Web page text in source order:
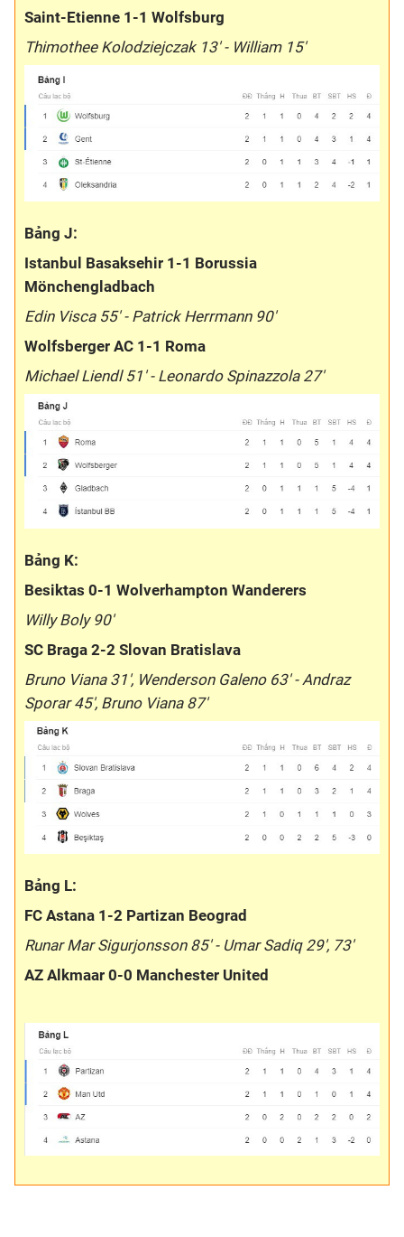
Saint-Etienne 1-1 Wolfsburg
Thimothee Kolodziejczak 13' - William 15'
Bảng J:
Istanbul Basaksehir 1-1 Borussia
Mönchengladbach
Edin Visca 55' - Patrick Herrmann 90'
Wolfsberger AC 1-1 Roma
Michael Liendl 51' - Leonardo Spinazzola 27'
Bảng K:
Besiktas 0-1 Wolverhampton Wanderers
Willy Boly 90'
SC Braga 2-2 Slovan Bratislava
Bruno Viana 31', Wenderson Galeno 63' - Andraz
Sporar 45', Bruno Viana 87'
Bảng L:
FC Astana 1-2 Partizan Beograd
Runar Mar Sigurjonsson 85' - Umar Sadiq 29', 73'
AZ Alkmaar 0-0 Manchester United